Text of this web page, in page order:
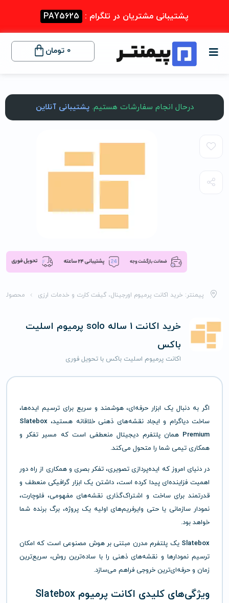
پشتیبانی مشتریان در تلگرام : PAY5625
0 تومان
درحال انجام سفارشات هستیم.پشتیبانی آنلاین
پیمنتر: خرید اکانت پرمیوم اورجینال، گیفت کارت و خدمات ارزی
خرید اکانت 1 ساله solo پرمیوم اسلیت
باکس
اکانت پرمیوم اسلیت باکس با تحویل فوری
اگر به دنبال یک ابزار حرفه‌ای، هوشمند و سریع برای ترسیم ایده‌ها،
ساخت دیاگرام و ایجاد نقشه‌های ذهنی خلاقانه هستید، Slatebox
Premium همان پلتفرم دیجیتال منعطفی است که مسیر تفکر و
همکاری تیمی شما را متحول می‌کند.
در دنیای امروز که ایده‌پردازی تصویری، تفکر بصری و همکاری از راه دور
اهمیت فزاینده‌ای پیدا کرده است، داشتن یک ابزار گرافیکی منعطف و
قدرتمند برای ساخت و اشتراک‌گذاری نقشه‌های مفهومی، فلوچارت،
نمودار سازمانی یا حتی وایرفریم‌های اولیه یک پروژه، برگ برنده شما
خواهد بود.
Slatebox یک پلتفرم مدرن مبتنی بر هوش مصنوعی است که امکان
ترسیم نمودارها و نقشه‌های ذهنی را با ساده‌ترین روش، سریع‌ترین
زمان و حرفه‌ای‌ترین خروجی فراهم می‌سازد.
ویژگی‌های کلیدی اکانت پرمیوم Slatebox